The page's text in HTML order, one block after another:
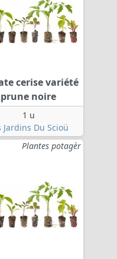
cerise variété
prune noire
1 u
Jardins Du Scioü
Plantes potagèr